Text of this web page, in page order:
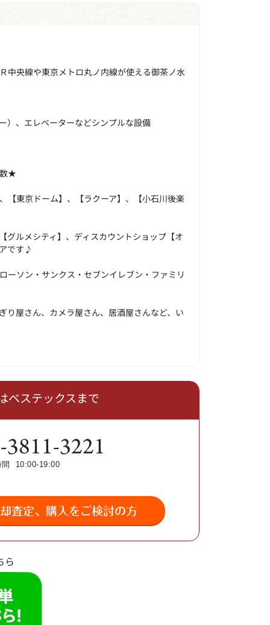
中央線や東京メトロ丸ノ内線が使える御茶ノ水
）、エレベーターなどシンプルな設備
数★
【東京ドーム】、【ラクーア】、【小石川後楽
ルメシティ】、ディスカウントショップ【オ
です♪
ーソン・サンクス・セブンイレブン・ファミリ
り屋さん、カメラ屋さん、居酒屋さんなど、い
ベステックスまで
ら